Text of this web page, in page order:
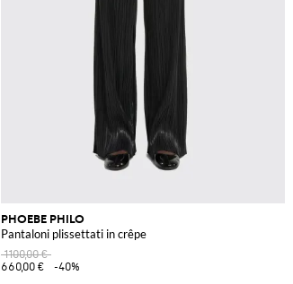
PHOEBE PHILO
Pantaloni plissettati in crêpe
1100,00 €
660,00 €
-40%